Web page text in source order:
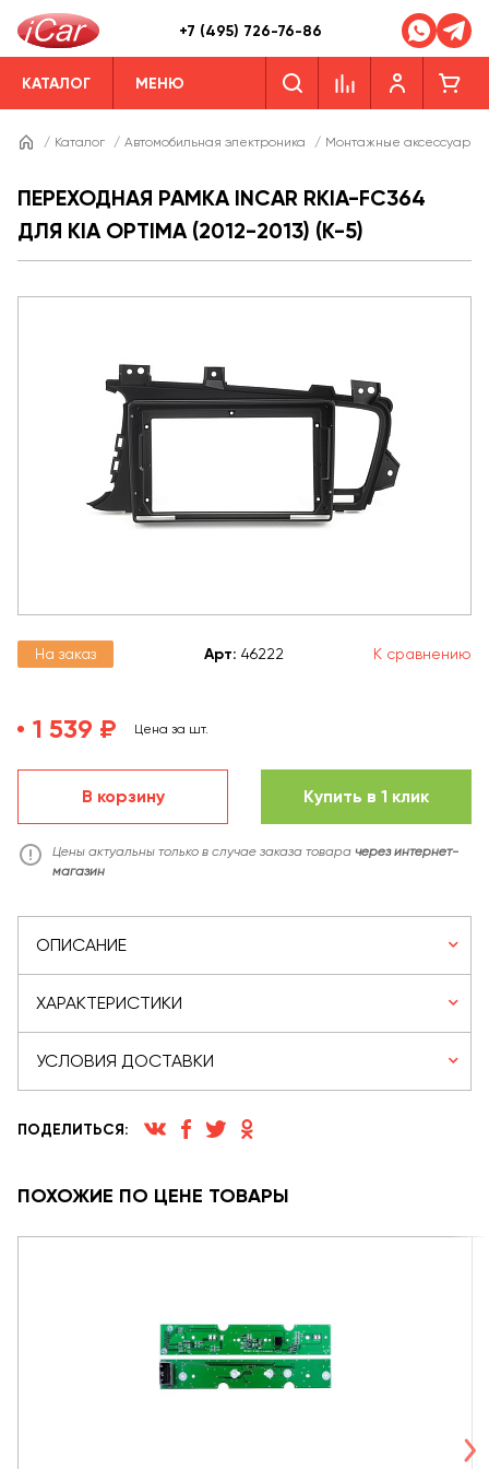
+7 (495) 726-76-86
КАТАЛОГ МЕНЮ
/ Каталог / Автомобильная электроника / Монтажные аксессуары
ПЕРЕХОДНАЯ РАМКА INCAR RKIA-FC364
ДЛЯ KIA OPTIMA (2012-2013) (K-5)
На заказ Арт: 46222 К сравнению
1 539 ₽ Цена за шт.
В корзину Купить в 1 клик
Цены актуальны только в случае заказа товара через интернет-
магазин
ОПИСАНИЕ
ХАРАКТЕРИСТИКИ
УСЛОВИЯ ДОСТАВКИ
ПОДЕЛИТЬСЯ:
ПОХОЖИЕ ПО ЦЕНЕ ТОВАРЫ